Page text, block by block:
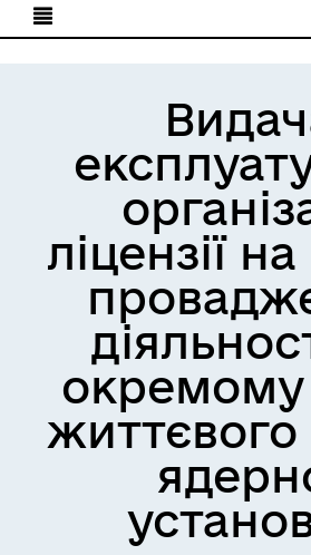
ліцензії
окремому